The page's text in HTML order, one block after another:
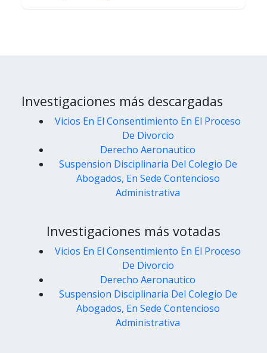
Investigaciones más descargadas
Vicios En El Consentimiento En El Proceso
De Divorcio
Derecho Aeronautico
Suspension Disciplinaria Del Colegio De
Abogados, En Sede Contencioso
Administrativa
Investigaciones más votadas
Vicios En El Consentimiento En El Proceso
De Divorcio
Derecho Aeronautico
Suspension Disciplinaria Del Colegio De
Abogados, En Sede Contencioso
Administrativa